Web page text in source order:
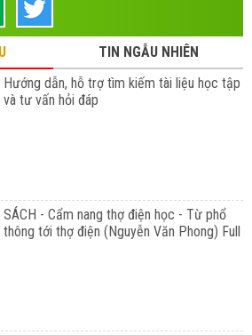
TIN NGẪU NHIÊN
Hướng dẫn, hỗ trợ tìm kiếm tài liệu học tập
và tư vấn hỏi đáp
SÁCH - Cẩm nang thợ điện học - Từ phổ
thông tới thợ điện (Nguyễn Văn Phong) Full